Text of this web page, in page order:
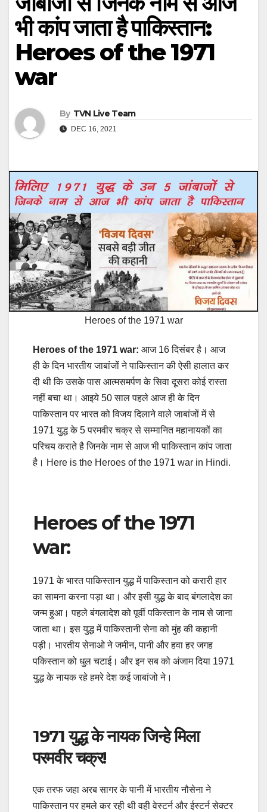
भी कांप जाता है पाकिस्‍तान:
Heroes of the 1971
war
By TVN Live Team
DEC 16, 2021
Heroes of the 1971 war
Heroes of the 1971 war: आज 16 दिसंबर है। आज
ही के दिन भारतीय जाबांजों ने पाकिस्‍तान की ऐसी हालात कर
दी थी कि उसके पास आत्‍मसमर्पण के सिवा दूसरा कोई रास्‍ता
नहीं बचा था। आइये 50 साल पहले आज ही के दिन
पाकिस्तान पर भारत को विजय दिलाने वाले जाबांजों में से
1971 युद्ध के 5 परमवीर चक्र से सम्मानित महानायकों का
परिचय कराते है जिनके नाम से आज भी पाकिस्‍तान कांप जाता
है। Here is the Heroes of the 1971 war in Hindi.
Heroes of the 1971
war:
1971 के भारत पाकिस्तान युद्ध में पाकिस्‍तान को करारी हार
का सामना करना पड़ा था। और इसी युद्ध के बाद बंगलादेश का
जन्म हुआ। पहले बंगलादेश को पूर्वी पकिस्तान के नाम से जाना
जाता था। इस युद्ध में पाकिस्तानी सेना को मुंह की कहानी
पड़ी। भारतीय सेनाओ ने जमीन, पानी और हवा हर जगह
पकिस्तान को धुल चटाई। और इन सब को अंजाम दिया 1971
युद्ध के नायक रहे हमरे देश कई जाबांजो ने।
1971 युद्ध के नायक जिन्हे मिला
परमवीर चक्र!
एक तरफ जहा अरब सागर के पानी में भारतीय नौसेना ने
पाकिस्‍तान पर हमले कर रही थी वही वेस्‍टर्न और ईस्‍टर्न सेक्‍टर